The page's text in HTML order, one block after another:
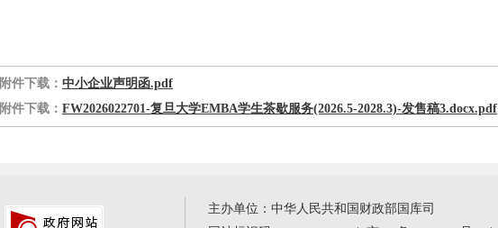
附件下载： 中小企业声明函.pdf
附件下载： FW2026022701-复旦大学EMBA学生茶歇服务(2026.5-2028.3)-发售稿3.docx.pdf
主办单位：中华人民共和国财政部国库司